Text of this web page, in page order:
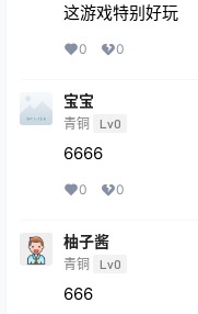
这游戏特别好玩
0 0
宝宝
青铜 Lv0
6666
0 0
柚子酱
青铜 Lv0
666